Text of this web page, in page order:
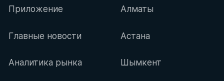
Приложение
Главные новости
Аналитика рынка
Алматы
Астана
Шымкент